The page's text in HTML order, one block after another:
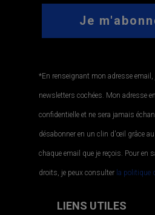
*En renseignant mon adresse email,
newsletters cochées. Mon adresse
confidentielle et ne sera jamais
désabonner en un clin d'œil grâce
chaque email que je reçois. Pour en
droits, je peux consulter la politique
LIENS UTILES